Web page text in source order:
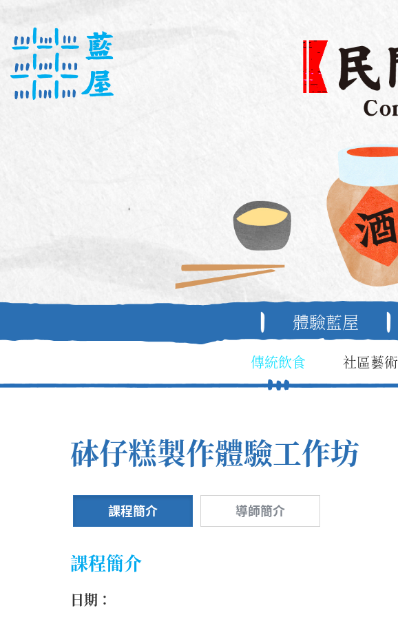
體驗藍屋
傳統飲食 社區藝術
砵仔糕製作體驗工作坊
課程簡介 導師簡介
課程簡介
日期：